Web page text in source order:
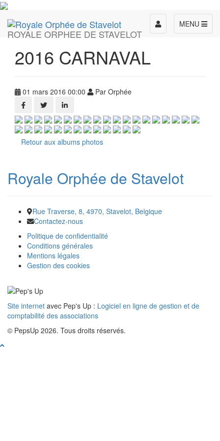
ROYALE ORPHEE DE STAVELOT
MENU
Toggle
navigation
2016 CARNAVAL
01 mars 2016 00:00 Par Orphée
Retour aux albums photos
Royale Orphée de Stavelot
Rue Traverse, 8, 4970, Stavelot, Belgique
Contactez-nous
Politique de confidentialité
Conditions générales
Mentions légales
Gestion des cookies
Site internet avec Pep's Up : Logiciel en ligne de gestion et de
comptabilité des associations
© PepsUp 2026. Tous droits réservés.